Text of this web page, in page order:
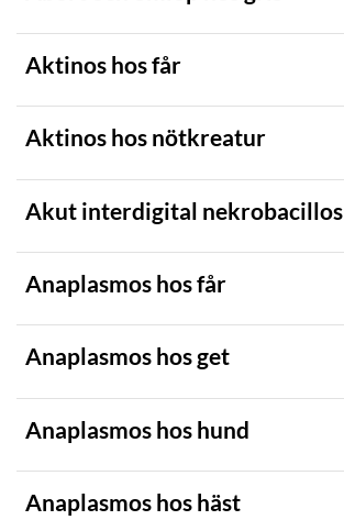
Kameldjur
Kanin
Katt
Kräftdjur
Nötkreatur
Vildsvin
Aktinos hos får
Aktinos hos nötkreatur
Akut interdigital nekrobacillos
Anaplasmos hos får
Anaplasmos hos get
Anaplasmos hos hund
Anaplasmos hos häst